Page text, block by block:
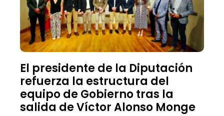
El presidente de la Diputación
refuerza la estructura del
equipo de Gobierno tras la
salida de Víctor Alonso Monge